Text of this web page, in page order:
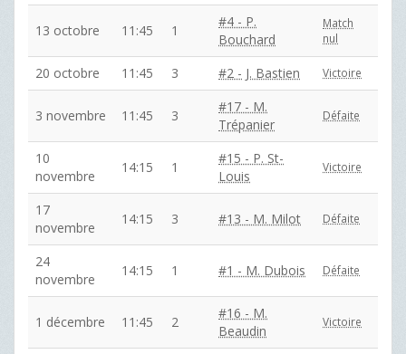
13 octobre 11:45 1
#4 - P.
Bouchard
Match
nul
20 octobre 11:45 3 #2 - J. Bastien Victoire
3 novembre 11:45 3
#17 - M.
Trépanier
Défaite
10
novembre
14:15 1
#15 - P. St-
Louis
Victoire
17
novembre
14:15 3 #13 - M. Milot Défaite
24
novembre
14:15 1 #1 - M. Dubois Défaite
1 décembre 11:45 2
#16 - M.
Beaudin
Victoire